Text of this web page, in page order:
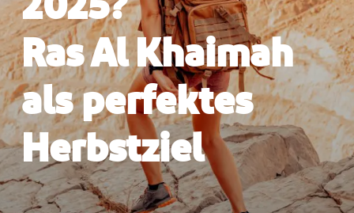
Reise planen
🇩🇪 DE Events Suche
Ras Al Khaimah
als perfektes
Herbstziel